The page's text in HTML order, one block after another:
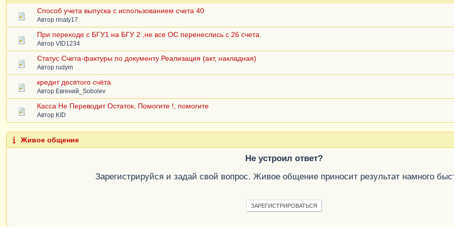
Способ учета выпуска с использованием счета 40
Автор rinaty17
При переходе с БГУ1 на БГУ 2 ,не все ОС перенеслись с 26 счета.
Автор VID1234
Статус Счета-фактуры по документу Реализация (акт, накладная)
Автор rudym
кредит десятого счёта
Автор Евгений_Sobolev
Касса Не Переводит Остаток, Помогите !, помогите
Автор KID
Живое общение
Не устроил ответ?
Зарегистрируйся и задай свой вопрос. Живое общение приносит результат намного
ЗАРЕГИСТРИРОВАТЬСЯ